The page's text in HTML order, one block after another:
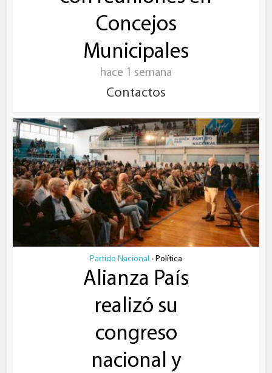
Concejos
Municipales
hace 1 semana
Contactos
Partido Nacional • Política
Alianza País
realizó su
congreso
nacional y